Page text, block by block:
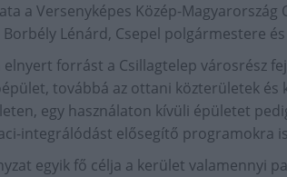
a Versenyképes Közép-Magyarország
Lénárd, Csepel polgármestere
elnyert forrást a Csillagtelep városrész
továbbá az ottani közterületek
egy használaton kívüli épületet
integrálódást elősegítő programokra
egyik fő célja a kerület valamennyi